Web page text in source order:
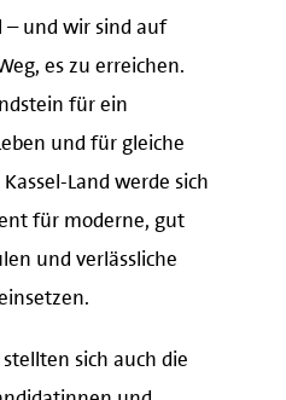
– und wir sind auf
es zu erreichen.
für ein
und für gleiche
Kassel-Land werde sich
für moderne, gut
und verlässliche
sich auch die
und